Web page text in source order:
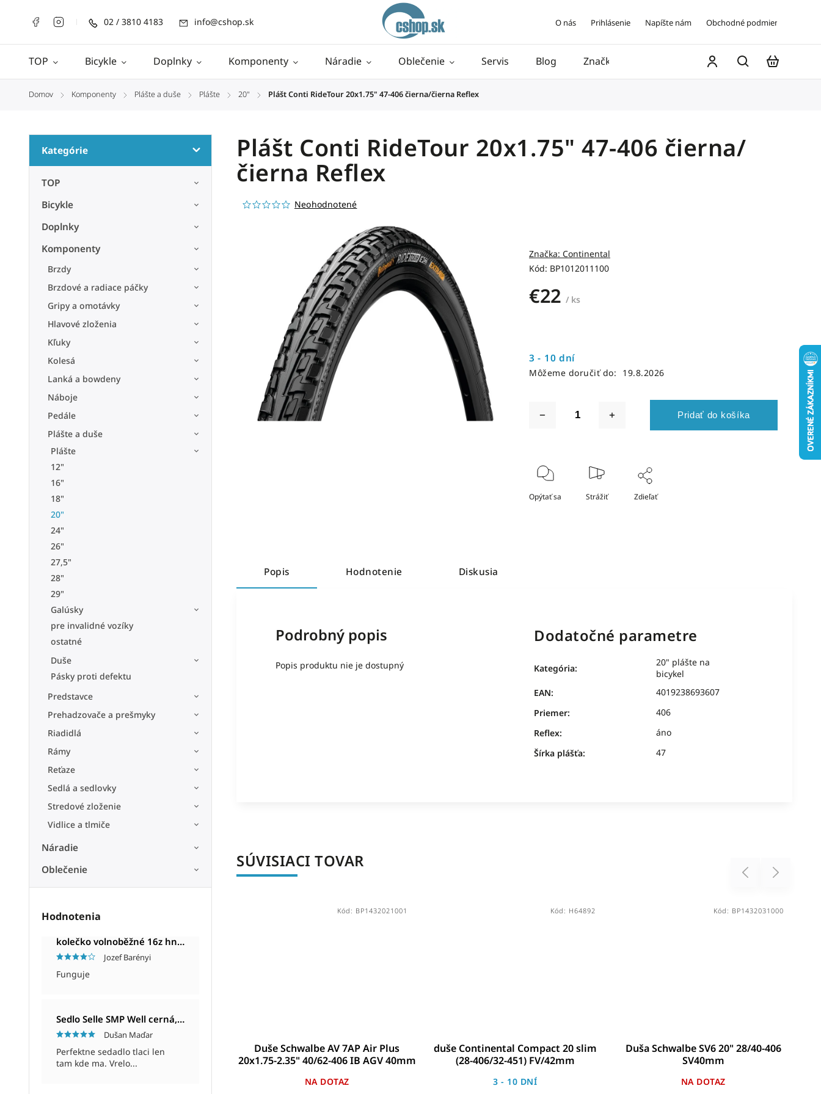
02 / 3810 4183 info@cshop.sk O nás Prihlásenie Napíšte nám Obchodné podmienky
TOP Bicykle Doplnky Komponenty Náradie Oblečenie Servis Blog Značky
Domov / Komponenty / Plášte a duše / Plášte / 20" / Plášt Conti RideTour 20x1.75" 47-406 čierna/čierna Reflex
Kategórie
TOP
Bicykle
Doplnky
Komponenty
Brzdy
Brzdové a radiace páčky
Gripy a omotávky
Hlavové zloženia
Kľuky
Kolesá
Lanká a bowdeny
Náboje
Pedále
Plášte a duše
Plášte
12"
16"
18"
20"
24"
26"
27,5"
28"
29"
Galúsky
pre invalidné vozíky
ostatné
Duše
Pásky proti defektu
Predstavce
Prehadzovače a prešmyky
Riadidlá
Rámy
Reťaze
Sedlá a sedlovky
Stredové zloženie
Vidlice a tlmiče
Náradie
Oblečenie
Hodnotenia
kolečko volnoběžné 16z hnědé
Jozef Barényi
Funguje
Sedlo Selle SMP Well cerná, Unisex, 280x144mm, 280g
Dušan Maďar
Perfektne sedadlo tlaci len
tam kde ma. Vrelo...
Plášt Conti RideTour 20x1.75" 47-406 čierna/
čierna Reflex
Neohodnotené
Kód: BP1012011100
Značka: Continental
€22 / ks
3 - 10 dní
Môžeme doručiť do: 19.8.2026
Pridať do košíka
Opýtať sa Strážiť Zdieľať
Popis Hodnotenie Diskusia
Podrobný popis
Popis produktu nie je dostupný
Dodatočné parametre
Kategória:
20" plášte na
bicykel
EAN:
4019238693607
Priemer:
406
Reflex:
áno
Šírka plášťa: 47
SÚVISIACI TOVAR
Previous
Duša Schwalbe SV6 A extra ľahká 20"
28/40-406 SV40mm
Duše Schwalbe AV 7AP Air Plus
20x1.75-2.35" 40/62-406 IB AGV 40mm
NA DOTAZ
Kód: BP1432021001
duše Continental Compact 20 slim
(28-406/32-451) FV/42mm
3 - 10 DNÍ
Kód: H64892
Duša Schwalbe SV6 20" 28/40-406
SV40mm
NA DOTAZ
Kód: BP1432031000
Next